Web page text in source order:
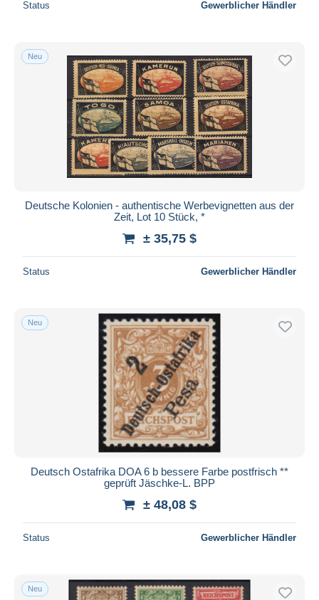
Status Gewerblicher Händler
Neu
Deutsche Kolonien - authentische Werbevignetten aus der
Zeit, Lot 10 Stück, *
± 35,75 $
Status Gewerblicher Händler
Neu
Deutsch Ostafrika DOA 6 b bessere Farbe postfrisch **
geprüft Jäschke-L. BPP
± 48,08 $
Status Gewerblicher Händler
Neu